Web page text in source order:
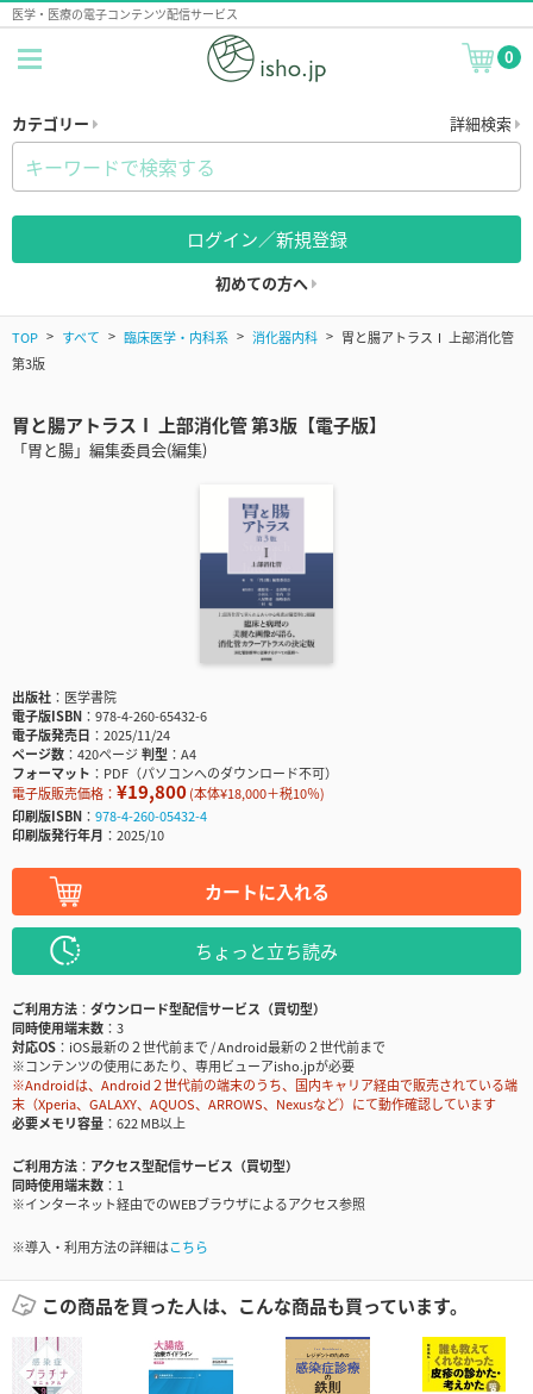
医学・医療の電子コンテンツ配信サービス
0
カテゴリー 詳細検索
ログイン／新規登録
初めての方へ
TOP すべて 臨床医学・内科系 消化器内科
胃と腸アトラスⅠ 上部消化管
第3版
胃と腸アトラスⅠ 上部消化管 第3版【電子版】
「胃と腸」編集委員会(編集)
出版社
医学書院
電子版ISBN
978-4-260-65432-6
電子版発売日
2025/11/24
ページ数
420ページ判型
A4
フォーマット
PDF（パソコンへのダウンロード不可）
電子版販売価格： ¥19,800(本体¥18,000＋税10％)
印刷版ISBN
978-4-260-05432-4
印刷版発行年月
2025/10
カートに入れる
ちょっと立ち読み
ご利用方法
ダウンロード型配信サービス（買切型）
同時使用端末数
3
対応OS
iOS最新の２世代前まで / Android最新の２世代前まで
※コンテンツの使用にあたり、専用ビューアisho.jpが必要
※Androidは、Android２世代前の端末のうち、国内キャリア経由で販売されている端
末（Xperia、GALAXY、AQUOS、ARROWS、Nexusなど）にて動作確認しています
必要メモリ容量
622 MB以上
ご利用方法
アクセス型配信サービス（買切型）
同時使用端末数
1
※インターネット経由でのWEBブラウザによるアクセス参照
※導入・利用方法の詳細はこちら
この商品を買った人は、こんな商品も買っています。